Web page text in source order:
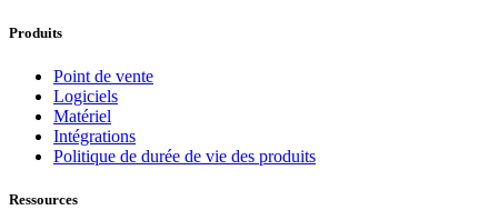
Produits
Point de vente
Logiciels
Matériel
Intégrations
Politique de durée de vie des produits
Ressources